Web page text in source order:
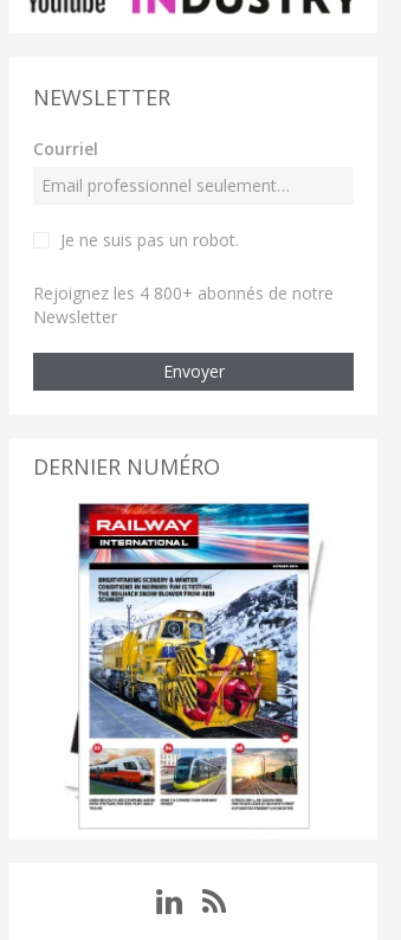
NEWSLETTER
Courriel
Je ne suis pas un robot.
Rejoignez les 4 800+ abonnés de notre
Newsletter
Envoyer
DERNIER NUMÉRO